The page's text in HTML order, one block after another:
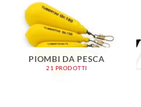
PIOMBI DA PESCA
21 PRODOTTI